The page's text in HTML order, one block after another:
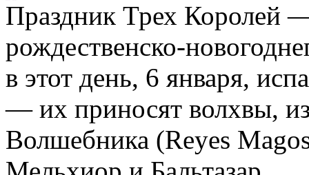
Праздник Трех Королей
рождественско-
в этот день, 6 января,
— их приносят волхвы,
Волшебника (Reyes